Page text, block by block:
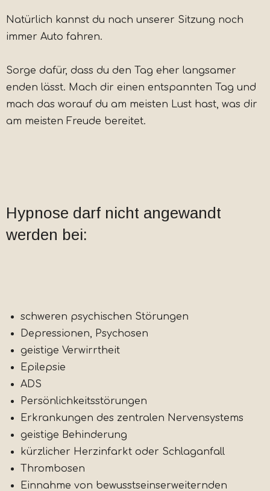
Natürlich kannst du nach unserer Sitzung noch
immer Auto fahren.
Sorge dafür, dass du den Tag eher langsamer
enden lässt. Mach dir einen entspannten Tag und
mach das worauf du am meisten Lust hast, was dir
am meisten Freude bereitet.
Hypnose darf nicht angewandt
werden bei:
schweren psychischen Störungen
Depressionen, Psychosen
geistige Verwirrtheit
Epilepsie
ADS
Persönlichkeitsstörungen
Erkrankungen des zentralen Nervensystems
geistige Behinderung
kürzlicher Herzinfarkt oder Schlaganfall
Thrombosen
Einnahme von bewusstseinserweiternden